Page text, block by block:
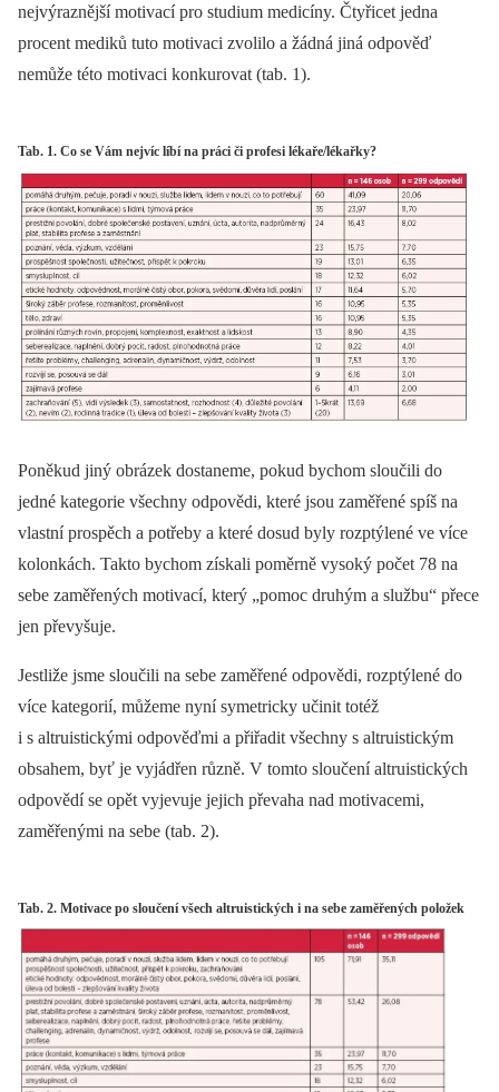
nejvýraznější motivací pro studium medicíny. Čtyřicet jedna
procent mediků tuto motivaci zvolilo a žádná jiná odpověď
nemůže této motivaci konkurovat (tab. 1).
Tab. 1. Co se Vám nejvíc líbí na práci či profesi lékaře/lékařky?
Poněkud jiný obrázek dostaneme, pokud bychom sloučili do
jedné kategorie všechny odpovědi, které jsou zaměřené spíš na
vlastní prospěch a potřeby a které dosud byly rozptýlené ve více
kolonkách. Takto bychom získali poměrně vysoký počet 78 na
sebe zaměřených motivací, který „pomoc druhým a službu“ přece
jen převyšuje.
Jestliže jsme sloučili na sebe zaměřené odpovědi, rozptýlené do
více kategorií, můžeme nyní symetricky učinit totéž
i s altruistickými odpověďmi a přiřadit všechny s altruistickým
obsahem, byť je vyjádřen různě. V tomto sloučení altruistických
odpovědí se opět vyjevuje jejich převaha nad motivacemi,
zaměřenými na sebe (tab. 2).
Tab. 2. Motivace po sloučení všech altruistických i na sebe zaměřených položek